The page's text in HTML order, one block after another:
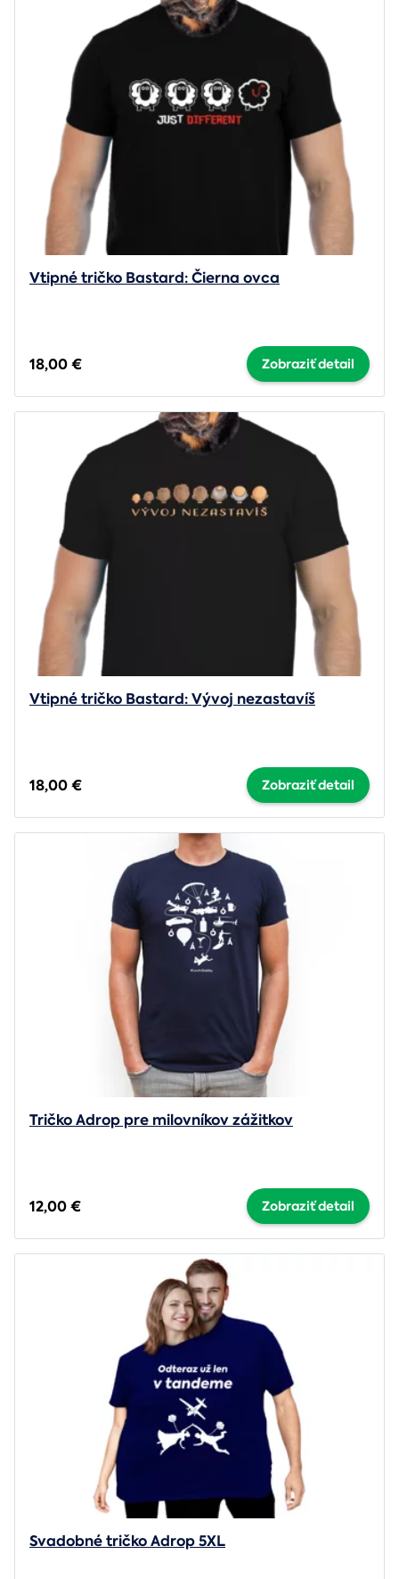
Vtipné tričko Bastard: Čierna ovca
18,00 € Zobraziť detail
Vtipné tričko Bastard: Vývoj nezastavíš
18,00 € Zobraziť detail
Tričko Adrop pre milovníkov zážitkov
12,00 € Zobraziť detail
Svadobné tričko Adrop 5XL